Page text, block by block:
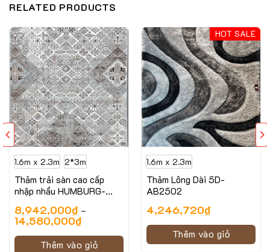
RELATED PRODUCTS
1.6m x 2.3m 2*3m
Thảm trải sàn cao cấp
nhập nhẩu HUMBURG-
8,942,000₫–
14,580,000₫
Thêm vào giỏ
HOT SALE
1.6m x 2.3m
Thảm Lông Dài 5D-
AB2502
4,246,720₫
Thêm vào giỏ